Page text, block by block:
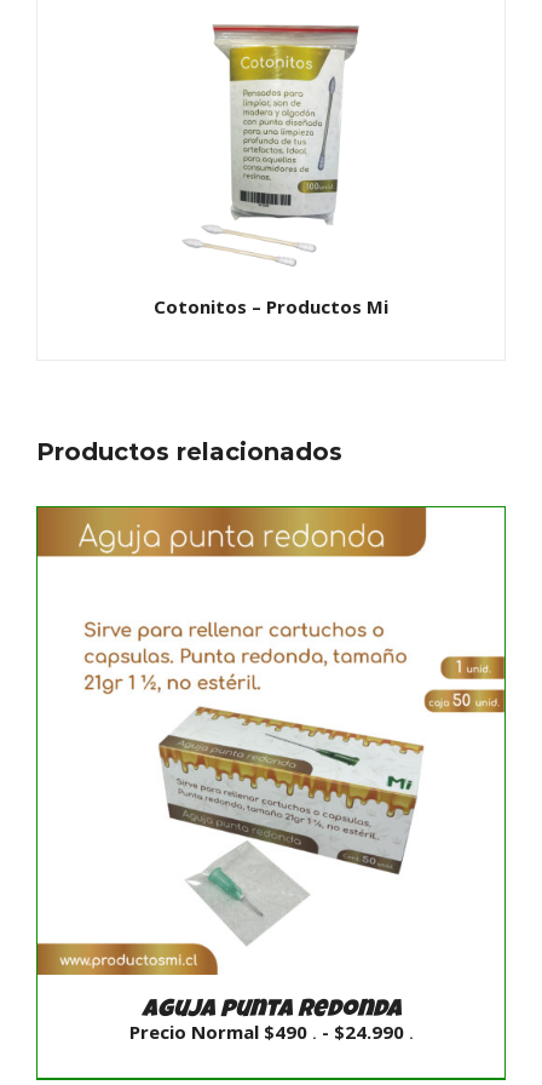
Cotonitos – Productos Mi
Productos relacionados
Aguja punta redonda
Precio Normal $490 . - $24.990 .